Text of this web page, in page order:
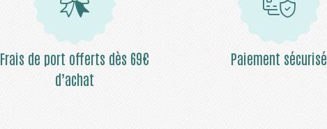
Frais de port offerts dès 69€
d’achat
Paiement sécurisé